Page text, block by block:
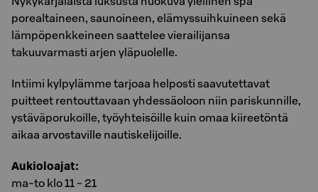
porealtaineen, saunoineen, elämyssuihkuineen sekä
lämpöpenkkeineen saattelee vierailijansa
takuuvarmasti arjen yläpuolelle.
Intiimi kylpylämme tarjoaa helposti saavutettavat
puitteet rentouttavaan yhdessäoloon niin pariskunnille,
ystäväporukoille, työyhteisöille kuin omaa kiireetöntä
aikaa arvostaville nautiskelijoille.
Aukioloajat:
ma-to klo 11 - 21